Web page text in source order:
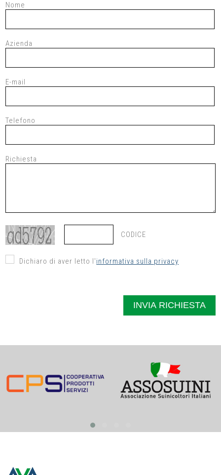
Nome
Azienda
E-mail
Telefono
Richiesta
CODICE
Dichiaro di aver letto l'informativa sulla privacy